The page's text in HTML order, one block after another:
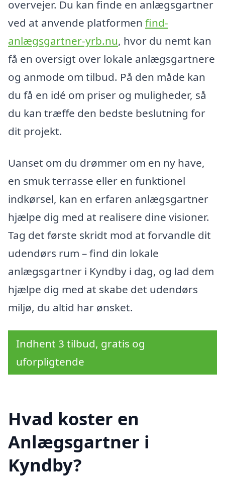
overvejer. Du kan finde en anlægsgartner
ved at anvende platformen find-
anlægsgartner-yrb.nu, hvor du nemt kan
få en oversigt over lokale anlægsgartnere
og anmode om tilbud. På den måde kan
du få en idé om priser og muligheder, så
du kan træffe den bedste beslutning for
dit projekt.
Uanset om du drømmer om en ny have,
en smuk terrasse eller en funktionel
indkørsel, kan en erfaren anlægsgartner
hjælpe dig med at realisere dine visioner.
Tag det første skridt mod at forvandle dit
udendørs rum – find din lokale
anlægsgartner i Kyndby i dag, og lad dem
hjælpe dig med at skabe det udendørs
miljø, du altid har ønsket.
Indhent 3 tilbud, gratis og
uforpligtende
Hvad koster en
Anlægsgartner i
Kyndby?